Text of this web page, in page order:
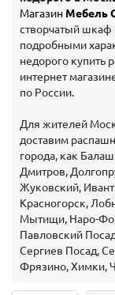
Магазин Мебель
створчатый шкаф
подробными
недорого купить
интернет
по России.
Для жителей
доставим
города, как
Дмитров,
Жуковский,
Красногорск,
Мытищи, Наро-
Павловский
Сергиев Посад,
Фрязино, Химки,